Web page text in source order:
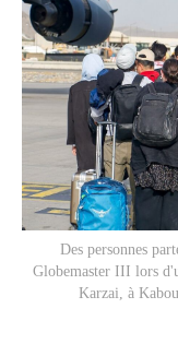
Des personnes
Globemaster III lors
Karzai, à